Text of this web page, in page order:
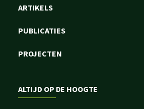
ARTIKELS
PUBLICATIES
PROJECTEN
ALTIJD OP DE HOOGTE